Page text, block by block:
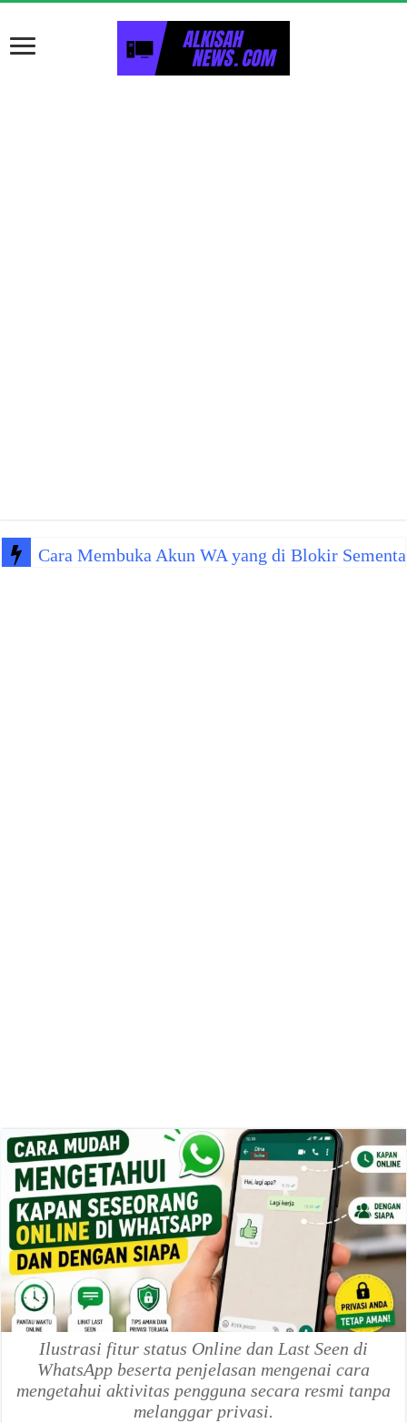
Cara Membuka Akun WA yang di Blokir
Ilustrasi fitur status Online dan Last Seen di
WhatsApp beserta penjelasan mengenai cara
mengetahui aktivitas pengguna secara resmi tanpa
melanggar privasi.